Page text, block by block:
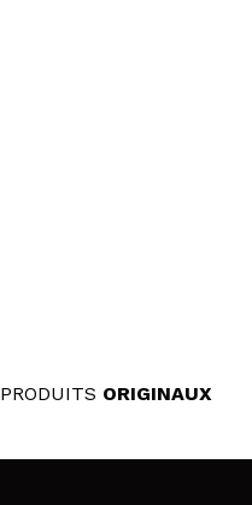
PRODUITS ORIGINAUX